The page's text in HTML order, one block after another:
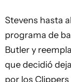
Stevens hasta
programa de
Butler y
que decidió
por los